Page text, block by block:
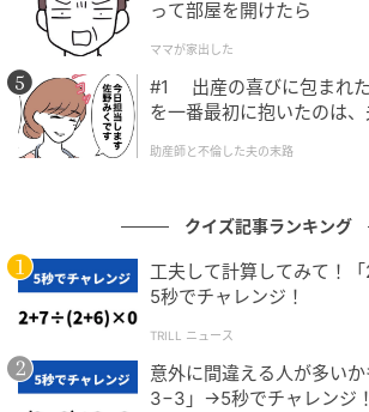
は次のように計算ができます。
（先に累乗の計算をする）
5^3←5を3個掛け合わせる計算
=5×5×5
5^2←5を2個掛け合わせる計算
=25
5^3÷5^2
=125÷25←累乗の計算結果を代入
=5
って部屋を開けたら
ママが家出した
#1 出産の喜びに包まれ
を一番最初に抱いたのは
助産師と不倫した夫の末路
クイズ記事ランキング
工夫して計算してみて！
5秒でチャレンジ！
TRILL ニュース
意外に間違える人が多い
3−3」→5秒でチャレンジ！